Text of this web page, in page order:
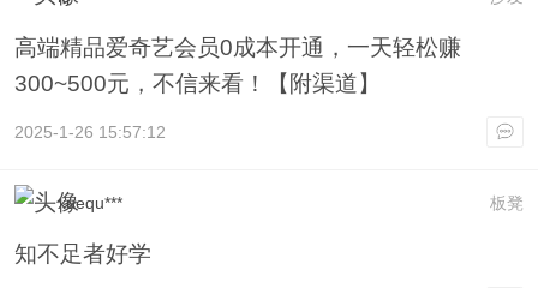
高端精品爱奇艺会员0成本开通，一天轻松赚
300~500元，不信来看！【附渠道】
2025-1-26 15:57:12
板凳
xuequ***
知不足者好学